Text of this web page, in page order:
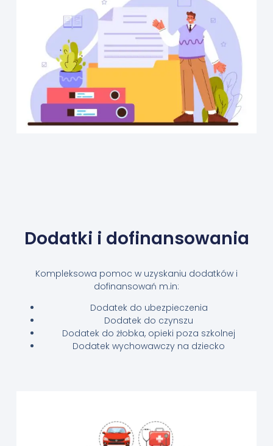
Dodatki i dofinansowania
Kompleksowa pomoc w uzyskaniu dodatków i
dofinansowań m.in:
Dodatek do ubezpieczenia
Dodatek do czynszu
Dodatek do żłobka, opieki poza szkolnej
Dodatek wychowawczy na dziecko